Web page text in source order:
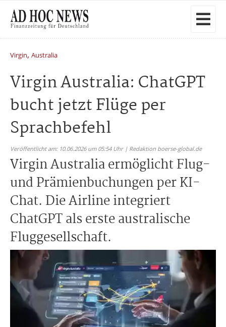
Virgin, Australia
Virgin Australia: ChatGPT
bucht jetzt Flüge per
Sprachbefehl
Veröffentlicht am: 10.06.2026 um 05:54 Uhr | Redaktion boerse-global.de
Virgin Australia ermöglicht Flug-
und Prämienbuchungen per KI-
Chat. Die Airline integriert
ChatGPT als erste australische
Fluggesellschaft.